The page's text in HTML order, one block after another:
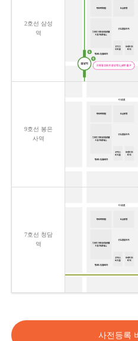
2호선 삼성
역
9호선 봉은
사역
7호선 청담
역
사전등록